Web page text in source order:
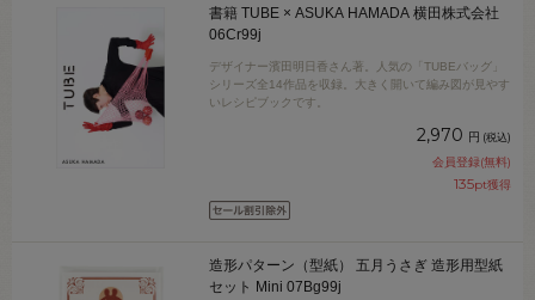
書籍 TUBE × ASUKA HAMADA 横田株式会社
06Cr99j
デザイナー濱田明日香さん著。人気の「TUBEバッグ」
シリーズ全14作品を収録。大きく開いて編み図が見やす
いレシピブックです。
2,970 円 (税込)
会員登録(無料)
135pt獲得
造形パターン（型紙） 五月うさぎ 造形用型紙
セット Mini 07Bg99j